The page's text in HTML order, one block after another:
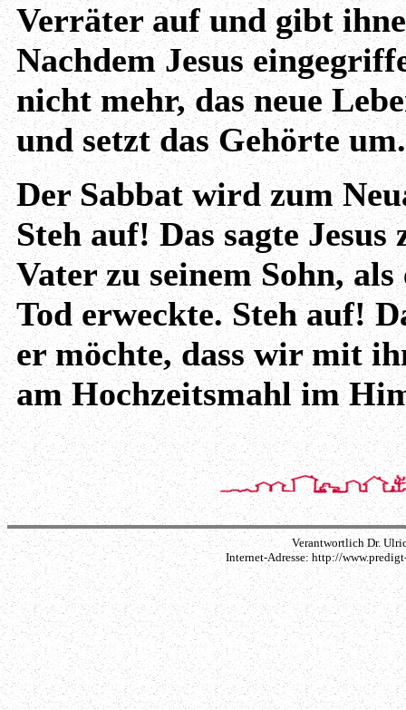
Verräter auf und gibt
Nachdem Jesus
nicht mehr, das neue
und setzt das Gehörte um.
Der Sabbat wird zum
Steh auf! Das sagte
Vater zu seinem Sohn,
Tod erweckte. Steh auf!
er möchte, dass wir mit
am Hochzeitsmahl im
Verantwortlich Dr.
Internet-Adresse: http://